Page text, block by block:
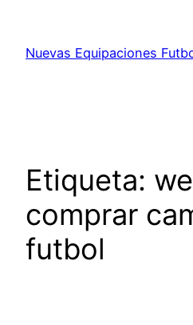
contenido
Nuevas Equipaciones
Etiqueta:
comprar
futbol